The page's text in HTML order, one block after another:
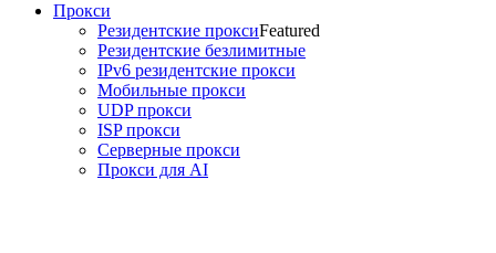
Прокси
Резидентские проксиFeatured
Резидентские безлимитные
IPv6 резидентские прокси
Мобильные прокси
UDP прокси
ISP прокси
Серверные прокси
Прокси для AI